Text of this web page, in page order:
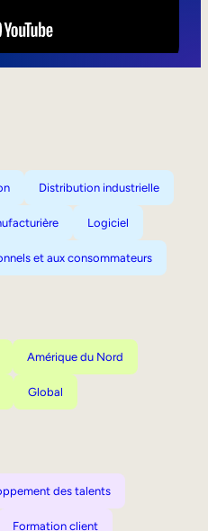
Distribution industrielle
Logiciel
et aux consommateurs
Amérique du Nord
Global
des talents
Formation client